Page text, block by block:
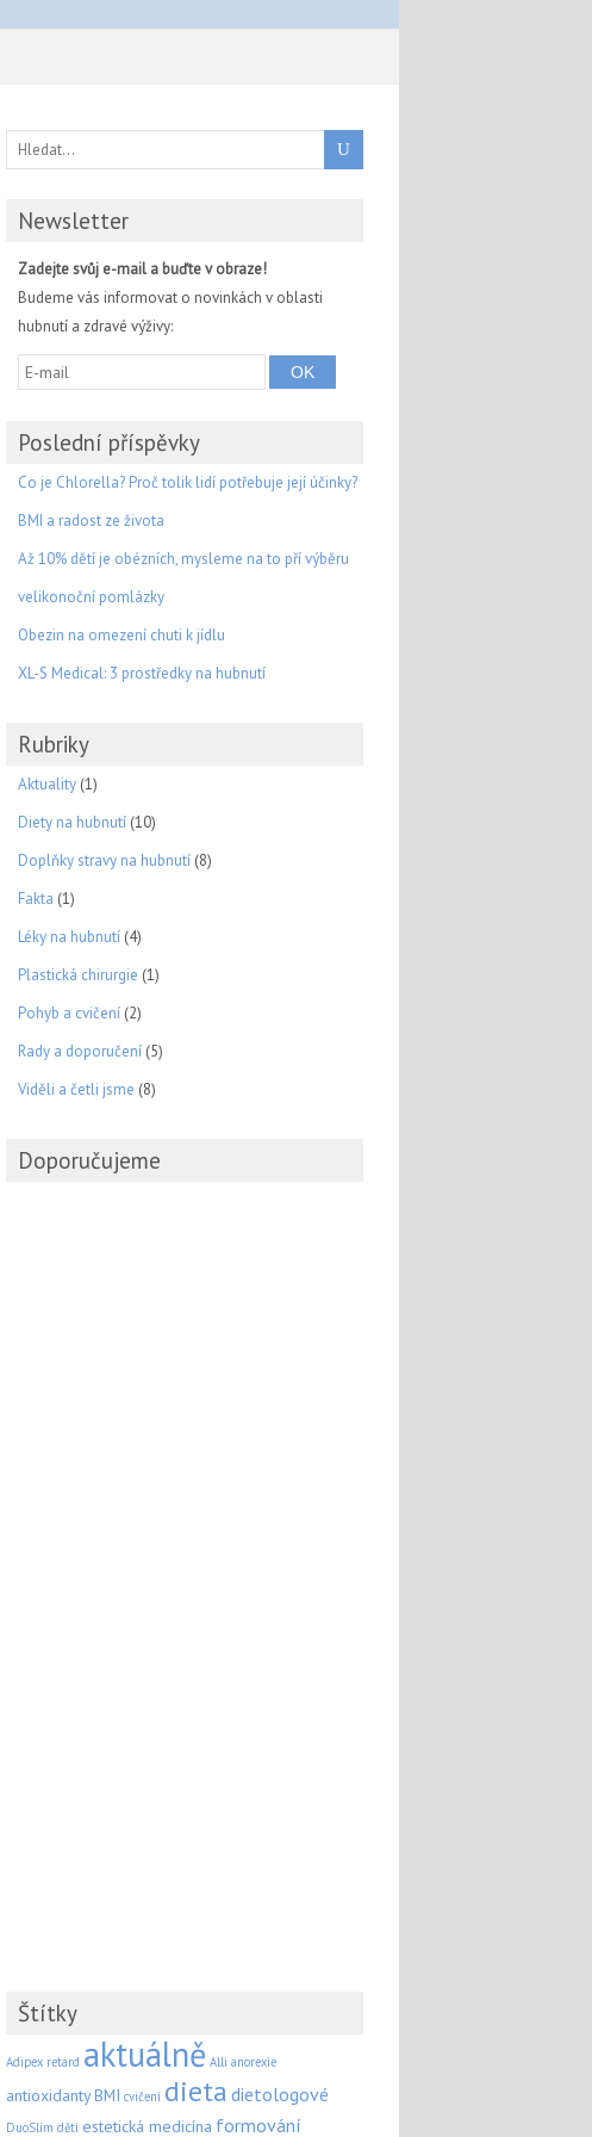
Newsletter
Zadejte svůj e-mail a buďte v obraze!
Budeme vás informovat o novinkách v oblasti
hubnutí a zdravé výživy:
Poslední příspěvky
Co je Chlorella? Proč tolik lidí potřebuje její účinky?
BMI a radost ze života
Až 10% dětí je obézních, mysleme na to pří výběru
velikonoční pomlázky
Obezin na omezení chuti k jídlu
XL-S Medical: 3 prostředky na hubnutí
Rubriky
Aktuality (1)
Diety na hubnutí (10)
Doplňky stravy na hubnutí (8)
Fakta (1)
Léky na hubnutí (4)
Plastická chirurgie (1)
Pohyb a cvičení (2)
Rady a doporučení (5)
Viděli a četli jsme (8)
Doporučujeme
Štítky
Adipex retard aktuálně Alli anorexie
antioxidantyBMI cvičení dieta dietologové
DuoSlim děti estetická medicína formování